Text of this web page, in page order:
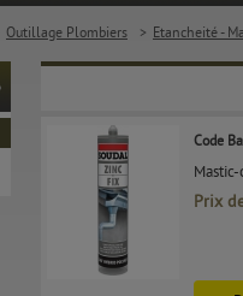
Outillage Plombiers > Etancheité -
Code
Prix